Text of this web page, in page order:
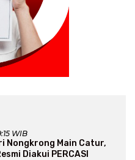
WIB
Nongkrong Main Catur,
Diakui PERCASI